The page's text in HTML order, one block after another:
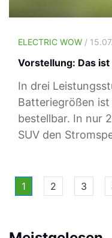
ELECTRIC WOW /
Vorstellung: Das
In drei
Batteriegrößen
bestellbar. In nur
SUV den
1 2 3